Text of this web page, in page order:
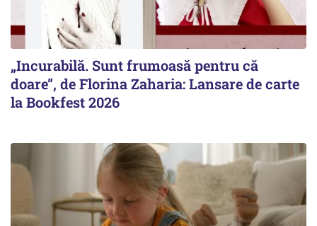
„Incurabilă. Sunt frumoasă pentru că
doare”, de Florina Zaharia: Lansare de carte
la Bookfest 2026